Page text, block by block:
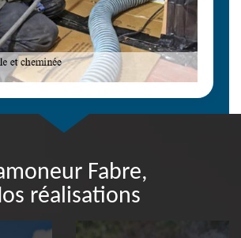
Fabre,
réalisations